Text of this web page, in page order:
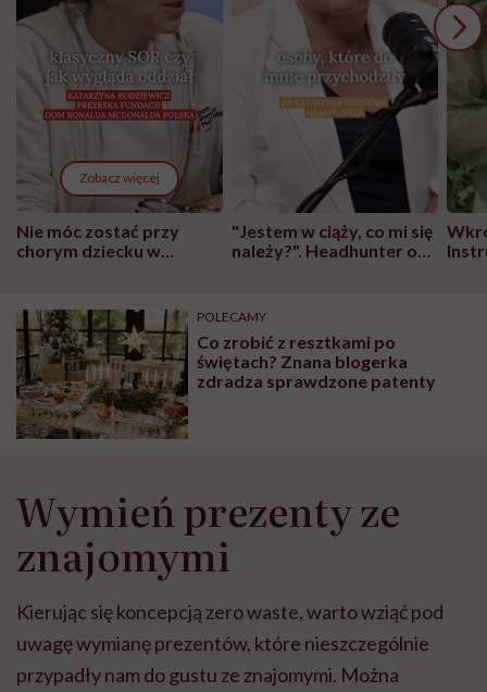
Zobacz więcej
Nie móc zostać przy
chorym dziecku w
może chyba tylko
głupota i brak
wyobraźni"
"Jestem w ciąży, co mi się
należy?". Headhunter o
pracy
POLECAMY
Co zrobić z resztkami po
świętach? Znana blogerka
zdradza sprawdzone patenty
Wymień prezenty ze
znajomymi
Kierując się koncepcją zero waste, warto wziąć pod
uwagę wymianę prezentów, które nieszczególnie
przypadły nam do gustu ze znajomymi. Można